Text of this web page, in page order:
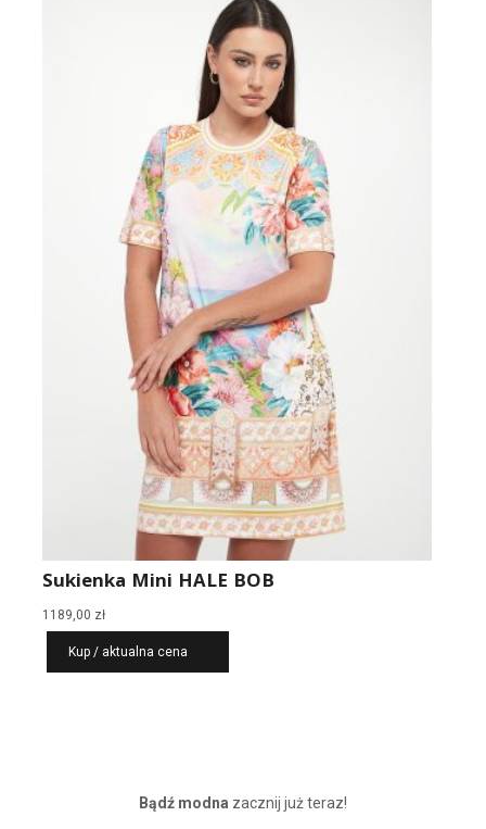
Sukienka Mini HALE BOB
1189,00 zł
Kup / aktualna cena
Bądź modna zacznij już teraz!